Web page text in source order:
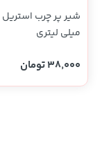
میلی لیتری
38,000 تومان